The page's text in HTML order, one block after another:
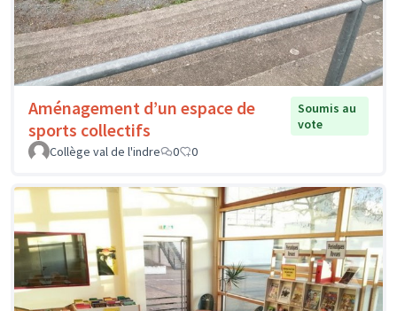
Aménagement d’un espace de
sports collectifs
Soumis au
vote
Collège val de l'indre
0 0